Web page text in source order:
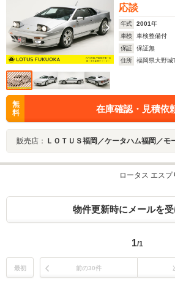
応談
年式 2001年
車検
車検整備付
保証
保証無
住所
福岡県大野城
無
料
在庫確認・見積依
販売店： ＬＯＴＵＳ福岡／ケータハム福岡／モーガンカーズ福岡（
ロータス エスプ
物件更新時にメールを
1/1
最初 前の30件